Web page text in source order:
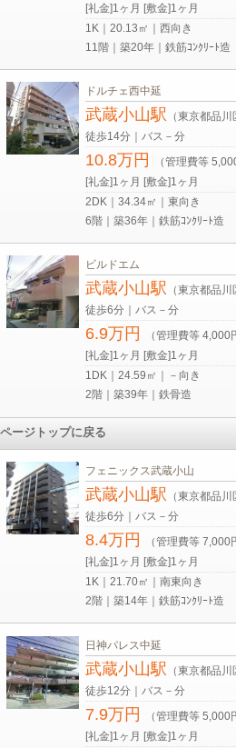
[礼金]1ヶ月 [敷金]1ヶ月
1K｜20.13㎡｜西向き
11階｜築20年｜鉄筋ｺﾝｸﾘｰﾄ造
ドルチェ西中延
武蔵小山駅 （東京都品川
徒歩14分｜バス－分
10.8万円
（管理費等
[礼金]1ヶ月 [敷金]1ヶ月
2DK｜34.34㎡｜東向き
6階｜築36年｜鉄筋ｺﾝｸﾘｰﾄ造
ビルドエム
武蔵小山駅 （東京都品川
徒歩6分｜バス－分
6.9万円
（管理費等 4,000
[礼金]1ヶ月 [敷金]1ヶ月
1DK｜24.59㎡｜－向き
2階｜築39年｜鉄骨造
ページトップに戻る
フェニックス武蔵小山
武蔵小山駅 （東京都品川
徒歩6分｜バス－分
8.4万円
（管理費等 7,000
[礼金]1ヶ月 [敷金]1ヶ月
1K｜21.70㎡｜南東向き
2階｜築14年｜鉄筋ｺﾝｸﾘｰﾄ造
日神パレス中延
武蔵小山駅
（東京都品川
徒歩12分｜バス－分
7.9万円
（管理費等 5,000
[礼金]1ヶ月 [敷金]1ヶ月